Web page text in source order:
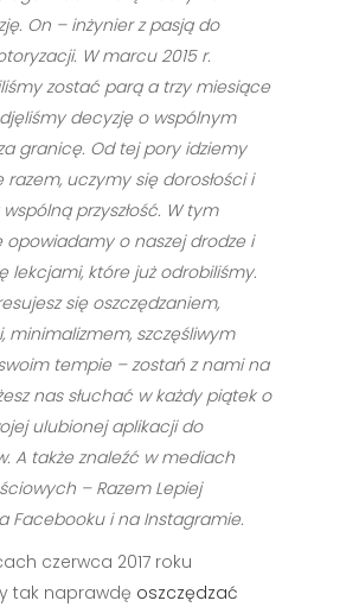
On – inżynier z pasją do
W marcu 2015 r.
zostać parą a trzy miesiące
decyzję o wspólnym
granicę. Od tej pory idziemy
razem, uczymy się dorosłości i
przyszłość. W tym
o naszej drodze i
lekcjami, które już odrobiliśmy.
się oszczędzaniem,
minimalizmem, szczęśliwym
tempie – zostań z nami na
nas słuchać w każdy piątek o
ulubionej aplikacji do
A także znaleźć w mediach
– Razem Lepiej
Facebooku i na Instagramie.
czerwca 2017 roku
tak naprawdę oszczędzać